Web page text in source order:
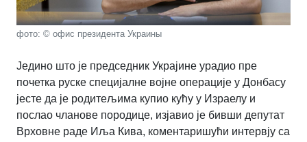
фото: © офис президента Украины
Једино што је председник Украјине урадио пре
почетка руске специјалне војне операције у Донбасу
јесте да је родитељима купио кућу у Израелу и
послао чланове породице, изјавио је бивши депутат
Врховне раде Иља Кива, коментаришући интервју са